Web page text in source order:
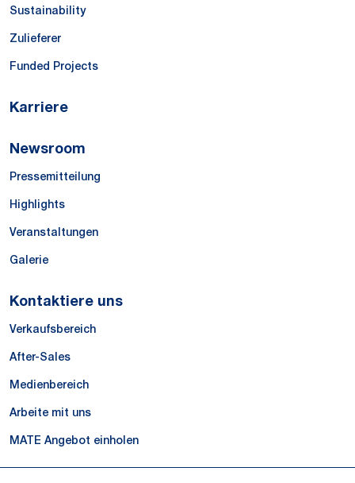
Sustainability
Zulieferer
Funded Projects
Karriere
Newsroom
Pressemitteilung
Highlights
Veranstaltungen
Galerie
Kontaktiere uns
Verkaufsbereich
After-Sales
Medienbereich
Arbeite mit uns
MATE Angebot einholen